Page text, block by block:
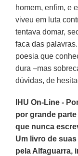
homem, enfim, e
viveu em luta
tentava domar,
faca das
poesia que
dura –mas
dúvidas, de
IHU On-Line -
por grande
que nunca
Um livro de
pela Alfaguarra,